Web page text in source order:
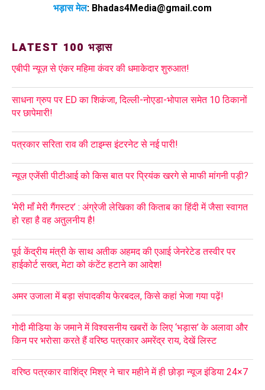
भड़ास मेल: Bhadas4Media@gmail.com
LATEST 100 भड़ास
एबीपी न्यूज़ से एंकर महिमा कंवर की धमाकेदार शुरुआत!
साधना ग्रुप पर ED का शिकंजा, दिल्ली-नोएडा-भोपाल समेत 10 ठिकानों
पर छापेमारी!
पत्रकार सरिता राव की टाइम्स इंटरनेट से नई पारी!
न्यूज़ एजेंसी पीटीआई को किस बात पर प्रियंक खरगे से माफी मांगनी पड़ी?
‘मेरी माँ मेरी गैंगस्टर’ : अंग्रेजी लेखिका की किताब का हिंदी में जैसा स्वागत
हो रहा है वह अतुलनीय है!
पूर्व केंद्रीय मंत्री के साथ अतीक अहमद की एआई जेनरेटेड तस्वीर पर
हाईकोर्ट सख्त, मेटा को कंटेंट हटाने का आदेश!
अमर उजाला में बड़ा संपादकीय फेरबदल, किसे कहां भेजा गया पढ़ें!
गोदी मीडिया के जमाने में विश्वसनीय खबरों के लिए ‘भड़ास’ के अलावा और
किन पर भरोसा करते हैं वरिष्ठ पत्रकार अमरेंद्र राय, देखें लिस्ट
वरिष्ठ पत्रकार वाशिंद्र मिश्र ने चार महीने में ही छोड़ा न्यूज इंडिया 24×7